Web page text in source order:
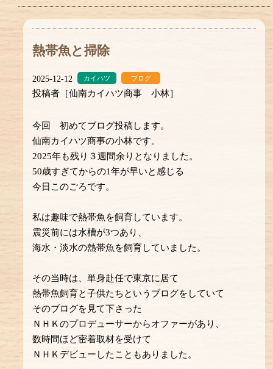
熱帯魚と掃除
2025-12-12 カイハツ ブログ
投稿者［仙南カイハツ商事 小林］
今回 初めてブログ投稿します。
仙南カイハツ商事の小林です。
2025年も残り３週間余りとなりました。
50歳すぎてからの1年が早いと感じる
今日このごろです。
私は趣味で熱帯魚を飼育しています。
震災前には水槽が3つあり、
海水・淡水の熱帯魚を飼育していました。
その当時は、単身赴任で東京に居て
熱帯魚飼育と子供たちというブログをしていて
そのブログを見て下さった
ＮＨＫのプロデューサーからオファーがあり、
数時間ほど密着取材を受けて
ＮＨＫデビューしたこともありました。